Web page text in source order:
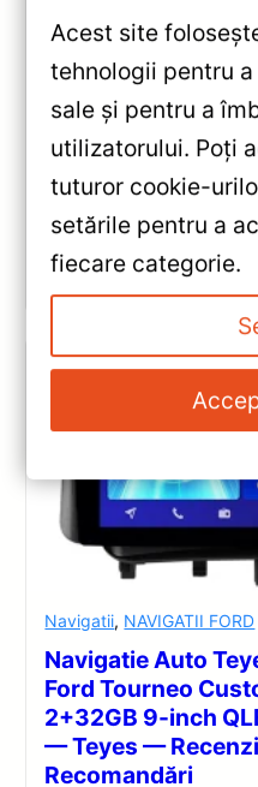
Recenzie
Recomandări
Navigație Teyes CC2
2: ecran QLED 9″,
5.1, DSP și conectivitate
Vezi
Navigatii, NAVIGATII FORD
Navigatie Auto
Ford Tourneo
2+32GB 9-inch
— Teyes —
Recomandări
Acest site
tehnologii pentru
sale și pentru a
utilizatorului. Poți
tuturor cookie-
setările pentru a
fiecare categorie.